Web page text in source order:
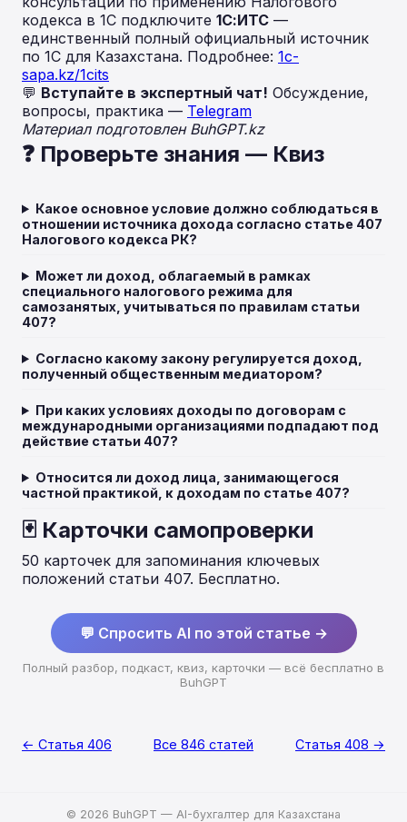
кодекса в 1С подключите 1С:ИТС —
единственный полный официальный источник
по 1С для Казахстана. Подробнее: 1c-
sapa.kz/1cits
💬 Вступайте в экспертный чат! Обсуждение,
вопросы, практика — Telegram
Материал подготовлен BuhGPT.kz
❓ Проверьте знания — Квиз
Какое основное условие должно соблюдаться в
отношении источника дохода согласно статье 407
Налогового кодекса РК?
Может ли доход, облагаемый в рамках
специального налогового режима для
самозанятых, учитываться по правилам статьи
407?
Согласно какому закону регулируется доход,
полученный общественным медиатором?
При каких условиях доходы по договорам с
международными организациями подпадают под
действие статьи 407?
Относится ли доход лица, занимающегося
частной практикой, к доходам по статье 407?
🃏 Карточки самопроверки
50 карточек для запоминания ключевых
положений статьи 407. Бесплатно.
💬 Спросить AI по этой статье →
Полный разбор, подкаст, квиз, карточки — всё бесплатно в
BuhGPT
← Статья 406 Все 846 статей Статья 408 →
© 2026 BuhGPT — AI-бухгалтер для Казахстана